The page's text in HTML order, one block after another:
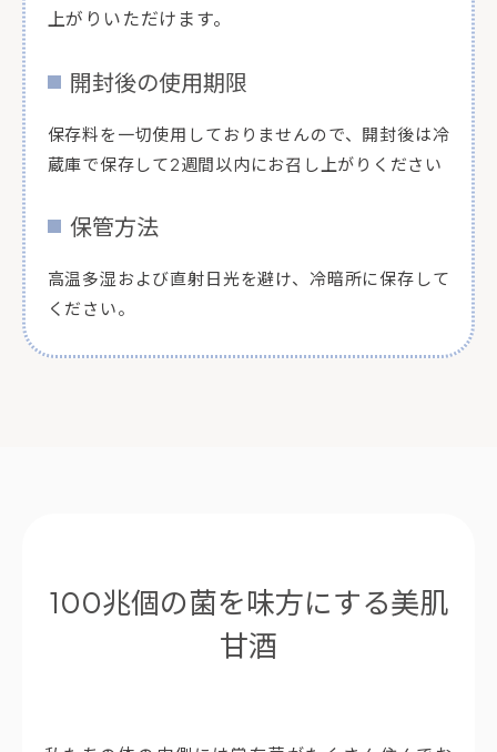
上がりいただけます。
開封後の使用期限
保存料を一切使用しておりませんので、開封後は冷
蔵庫で保存して2週間以内にお召し上がりください
保管方法
高温多湿および直射日光を避け、冷暗所に保存して
ください。
100兆個の菌を味方にする美肌
甘酒